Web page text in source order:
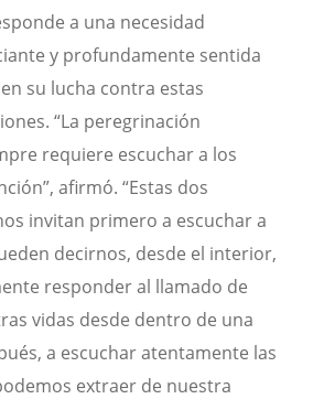
a una necesidad
y profundamente sentida
su lucha contra estas
“La peregrinación
requiere escuchar a los
afirmó. “Estas dos
invitan primero a escuchar a
decirnos, desde el interior,
responder al llamado de
vidas desde dentro de una
a escuchar atentamente las
extraer de nuestra